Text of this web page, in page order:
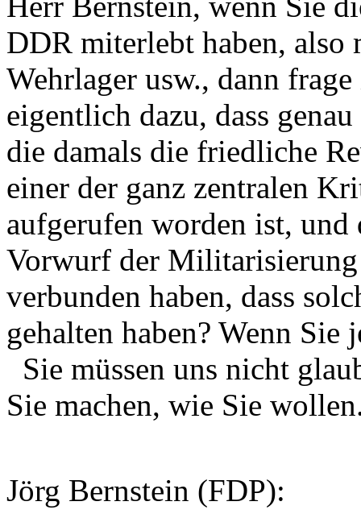
DDR miterlebt haben,
Wehrlager usw., dann
eigentlich dazu, dass
die damals die friedliche
einer der ganz zentralen
aufgerufen worden ist,
Vorwurf der
verbunden haben, dass
gehalten haben? Wenn Sie
Sie müssen uns nicht
Sie machen, wie Sie
Jörg Bernstein (FDP):